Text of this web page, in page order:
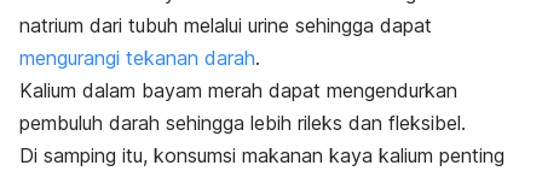
natrium dari tubuh melalui urine sehingga dapat
mengurangi tekanan darah.
Kalium dalam bayam merah dapat mengendurkan
pembuluh darah sehingga lebih rileks dan fleksibel.
Di samping itu, konsumsi makanan kaya kalium penting